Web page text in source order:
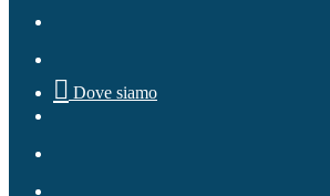
 Dove siamo